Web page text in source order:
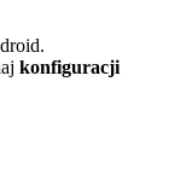
konfiguracji